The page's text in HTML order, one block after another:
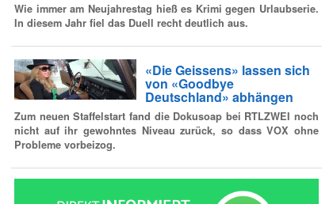
Wie immer am Neujahrestag hieß es Krimi gegen Urlaubserie.
In diesem Jahr fiel das Duell recht deutlich aus.
«Die Geissens» lassen sich
von «Goodbye
Deutschland» abhängen
Zum neuen Staffelstart fand die Dokusoap bei RTLZWEI noch
nicht auf ihr gewohntes Niveau zurück, so dass VOX ohne
Probleme vorbeizog.